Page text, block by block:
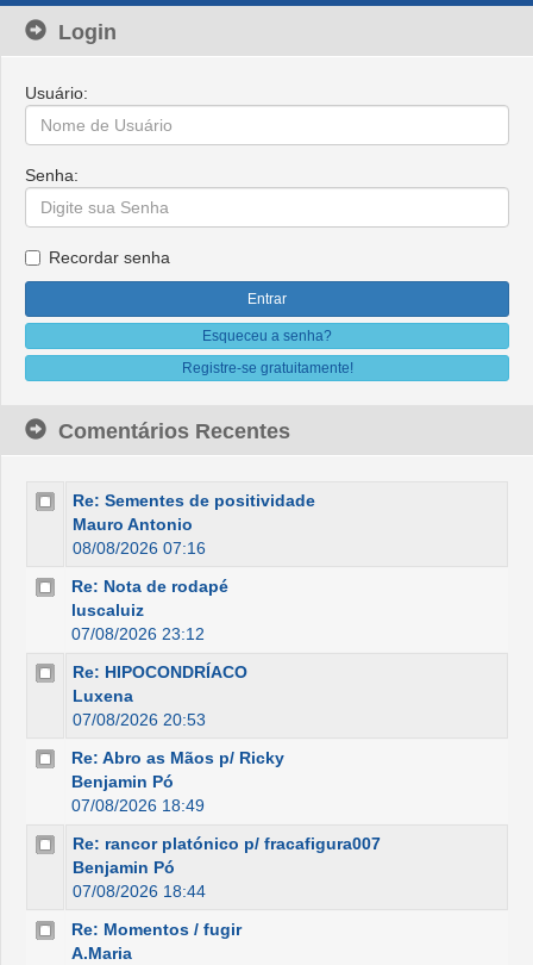
Login
Usuário:
Senha:
Recordar senha
Esqueceu a senha?
Registre-se gratuitamente!
Comentários Recentes
Re: Sementes de positividade
Mauro Antonio
08/08/2026 07:16
Re: Nota de rodapé
luscaluiz
07/08/2026 23:12
Re: HIPOCONDRÍACO
Luxena
07/08/2026 20:53
Re: Abro as Mãos p/ Ricky
Benjamin Pó
07/08/2026 18:49
Re: rancor platónico p/ fracafigura007
Benjamin Pó
07/08/2026 18:44
Re: Momentos / fugir
A.Maria